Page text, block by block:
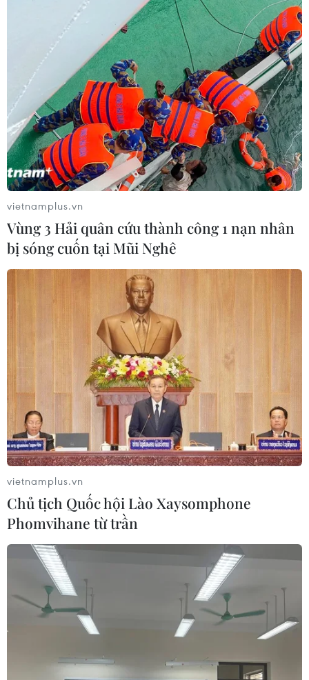
vietnamplus.vn
Vùng 3 Hải quân cứu thành công 1 nạn nhân
bị sóng cuốn tại Mũi Nghê
vietnamplus.vn
Chủ tịch Quốc hội Lào Xaysomphone
Phomvihane từ trần